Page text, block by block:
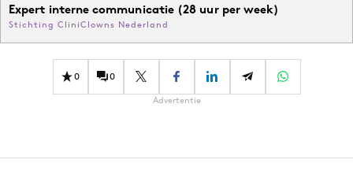
Expert interne communicatie (28 uur per week)
Stichting CliniClowns Nederland
0 0
Advertentie